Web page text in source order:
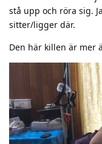
stå upp och röra sig.
sitter/ligger där.
Den här killen är mer